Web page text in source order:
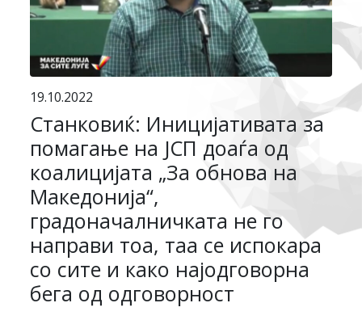
19.10.2022
Станковиќ: Иницијативата за
помагање на ЈСП доаѓа од
коалицијата „За обнова на
Македонија“,
градоначалничката не го
направи тоа, таа се испокара
со сите и како најодговорна
бега од одговорност